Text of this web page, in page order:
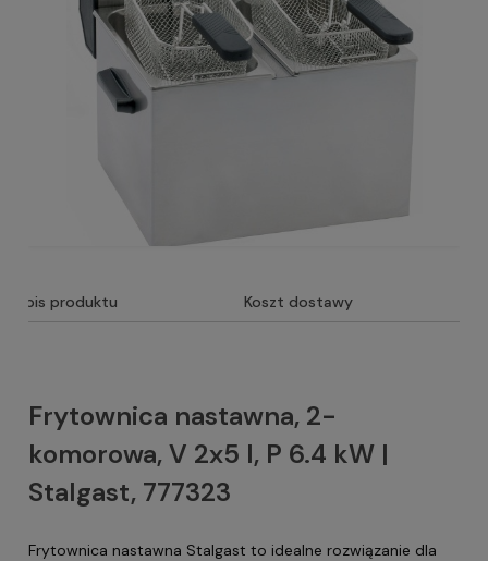
Opis produktu Koszt dostawy
Frytownica nastawna, 2-
komorowa, V 2x5 l, P 6.4 kW |
Stalgast, 777323
Frytownica nastawna Stalgast to idealne rozwiązanie dla